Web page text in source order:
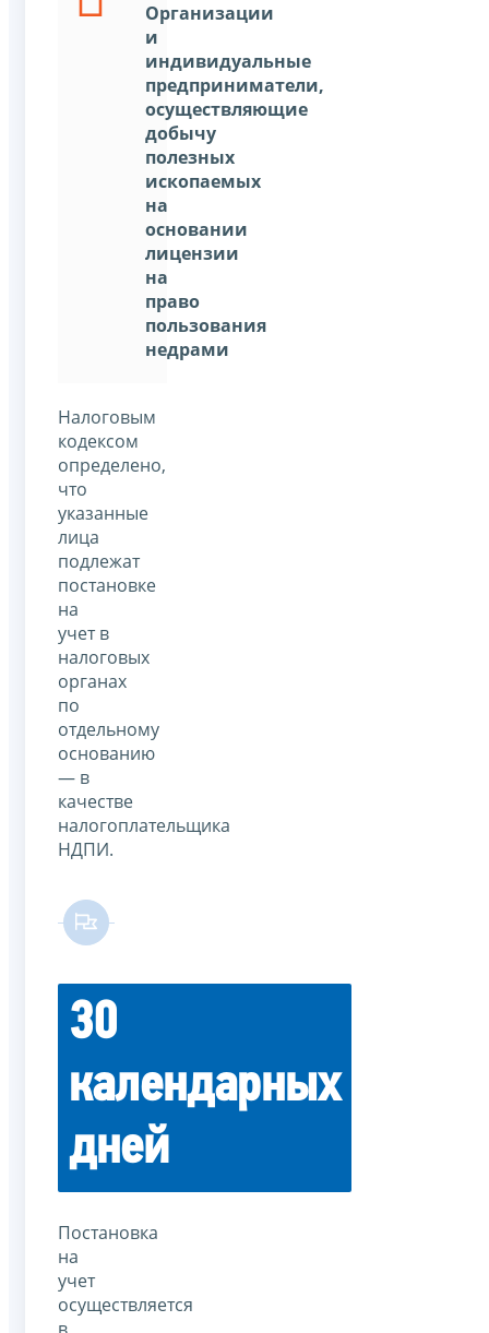
Организации
и
индивидуальные
предприниматели,
осуществляющие
добычу
полезных
ископаемых
на
основании
лицензии
на
право
пользования
недрами
Налоговым
кодексом
определено,
что
указанные
лица
подлежат
постановке
на
учет в
налоговых
органах
по
отдельному
основанию
— в
качестве
налогоплательщика
НДПИ.
30
календарных
дней
Постановка
на
учет
осуществляется